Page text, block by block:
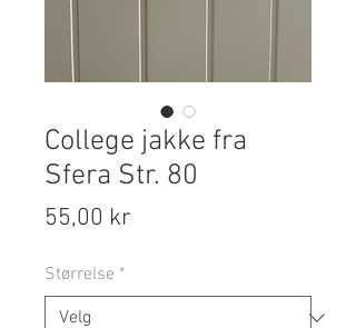
College jakke fra
Sfera Str. 80
55,00 kr
Størrelse *